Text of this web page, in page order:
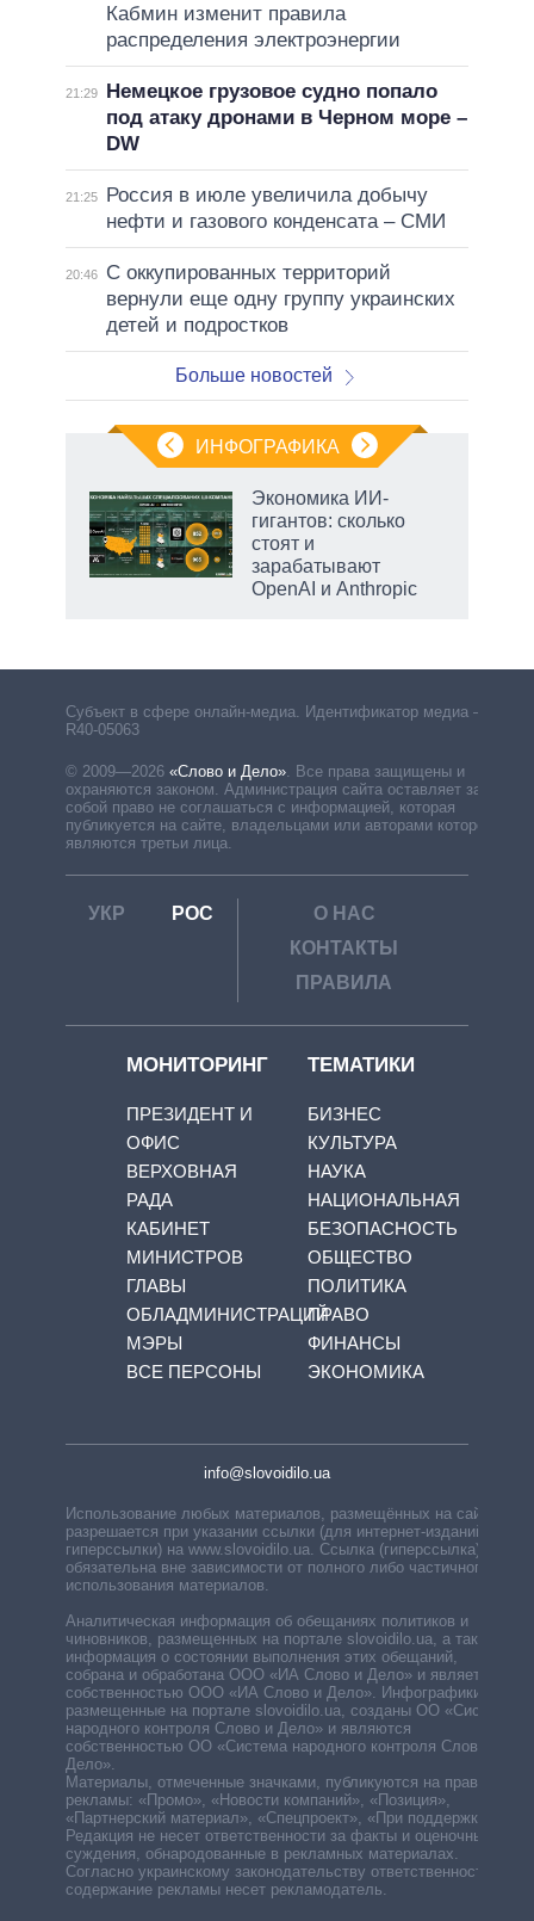
Кабмин изменит правила
распределения электроэнергии
21:29
Немецкое грузовое судно попало
под атаку дронами в Черном море –
DW
21:25
Россия в июле увеличила добычу
нефти и газового конденсата – СМИ
20:46
С оккупированных территорий
вернули еще одну группу украинских
детей и подростков
Больше новостей
ИНФОГРАФИКА
Экономика ИИ-
гигантов: сколько
стоят и
зарабатывают
OpenAI и Anthropic
Субъект в сфере онлайн-медиа. Идентификатор медиа –
R40-05063
© 2009—2026 «Слово и Дело» Все права защищены и
охраняются законом. Администрация сайта оставляет за
собой право не соглашаться с информацией, которая
публикуется на сайте, владельцами или авторами которой
являются третьи лица.
УКР РОС
О НАС
КОНТАКТЫ
ПРАВИЛА
МОНИТОРИНГ
ПРЕЗИДЕНТ И
ОФИС
ВЕРХОВНАЯ
РАДА
КАБИНЕТ
МИНИСТРОВ
ГЛАВЫ
ОБЛАДМИНИСТРАЦИЙ
МЭРЫ
ВСЕ ПЕРСОНЫ
ТЕМАТИКИ
БИЗНЕС
КУЛЬТУРА
НАУКА
НАЦИОНАЛЬНАЯ
БЕЗОПАСНОСТЬ
ОБЩЕСТВО
ПОЛИТИКА
ПРАВО
ФИНАНСЫ
ЭКОНОМИКА
info@slovoidilo.ua
Использование любых материалов, размещённых на сайте,
разрешается при указании ссылки (для интернет-изданий —
гиперссылки) на www.slovoidilo.ua. Ссылка (гиперссылка)
обязательна вне зависимости от полного либо частичного
использования материалов.
Аналитическая информация об обещаниях политиков и
чиновников, размещенных на портале slovoidilo.ua, а также
информация о состоянии выполнения этих обещаний,
собрана и обработана ООО «ИА Слово и Дело» и является
собственностью ООО «ИА Слово и Дело». Инфографики,
размещенные на портале slovoidilo.ua, созданы ОО «Система
народного контроля Слово и Дело» и являются
собственностью ОО «Система народного контроля Слово и
Дело».
Материалы, отмеченные значками, публикуются на правах
рекламы: «Промо», «Новости компаний», «Позиция»,
«Партнерский материал», «Спецпроект», «При поддержке».
Редакция не несет ответственности за факты и оценочные
суждения, обнародованные в рекламных материалах.
Согласно украинскому законодательству ответственность за
содержание рекламы несет рекламодатель.